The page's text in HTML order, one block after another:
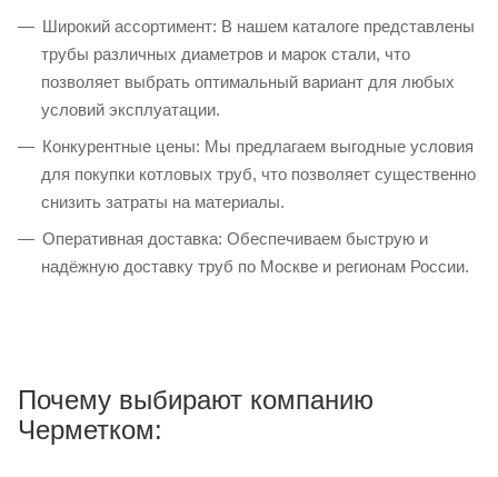
Широкий ассортимент: В нашем каталоге представлены
трубы различных диаметров и марок стали, что
позволяет выбрать оптимальный вариант для любых
условий эксплуатации.
Конкурентные цены: Мы предлагаем выгодные условия
для покупки котловых труб, что позволяет существенно
снизить затраты на материалы.
Оперативная доставка: Обеспечиваем быструю и
надёжную доставку труб по Москве и регионам России.
Почему выбирают компанию
Черметком: